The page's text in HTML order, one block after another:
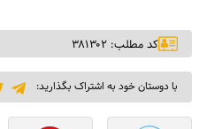
کد مطلب: ۳۸۱۳۰۲
با دوستان خود به اشتراک بگذارید: